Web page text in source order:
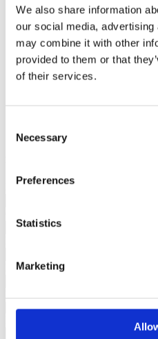
We also share information
our social media,
may combine it with other
provided to them or that
of their services.
Selection
Necessary
Preferences
Statistics
Marketing
Nome
Numero di telefono